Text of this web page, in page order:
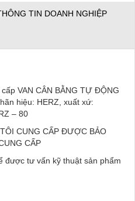
TIN DOANH NGHIỆP
VAN CÂN BẰNG TỰ ĐỘNG
hiệu: HERZ, xuất xứ:
– 80
CUNG CẤP ĐƯỢC BẢO
CẤP
được tư vấn kỹ thuật sản phẩm